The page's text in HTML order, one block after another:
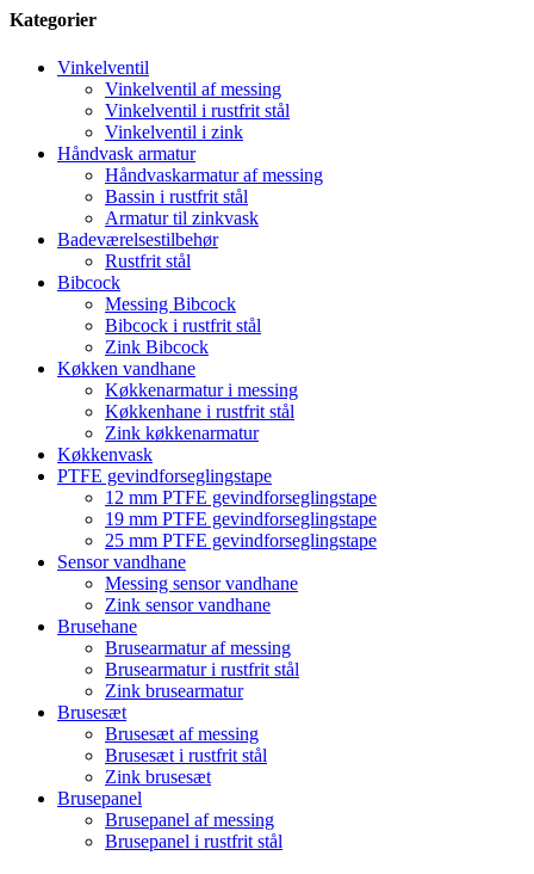
Kategorier
Vinkelventil
Vinkelventil af messing
Vinkelventil i rustfrit stål
Vinkelventil i zink
Håndvask armatur
Håndvaskarmatur af messing
Bassin i rustfrit stål
Armatur til zinkvask
Badeværelsestilbehør
Rustfrit stål
Bibcock
Messing Bibcock
Bibcock i rustfrit stål
Zink Bibcock
Køkken vandhane
Køkkenarmatur i messing
Køkkenhane i rustfrit stål
Zink køkkenarmatur
Køkkenvask
PTFE gevindforseglingstape
12 mm PTFE gevindforseglingstape
19 mm PTFE gevindforseglingstape
25 mm PTFE gevindforseglingstape
Sensor vandhane
Messing sensor vandhane
Zink sensor vandhane
Brusehane
Brusearmatur af messing
Brusearmatur i rustfrit stål
Zink brusearmatur
Brusesæt
Brusesæt af messing
Brusesæt i rustfrit stål
Zink brusesæt
Brusepanel
Brusepanel af messing
Brusepanel i rustfrit stål